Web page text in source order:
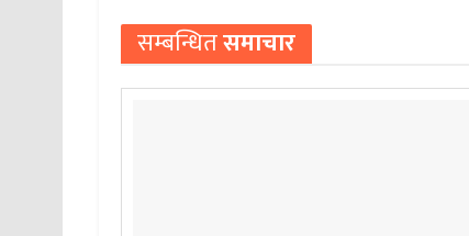
सम्बन्धितसमाचार